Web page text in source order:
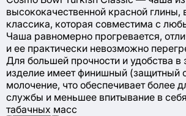
высококачественной красной
классика, которая совместима с
Чаша равномерно прогревается,
и ее практически невозможно
Для большей прочности и удобства в
изделие имеет финишный (защитный
молочение, что обеспечивает более
службы и меньшее впитывание в
табачных масс